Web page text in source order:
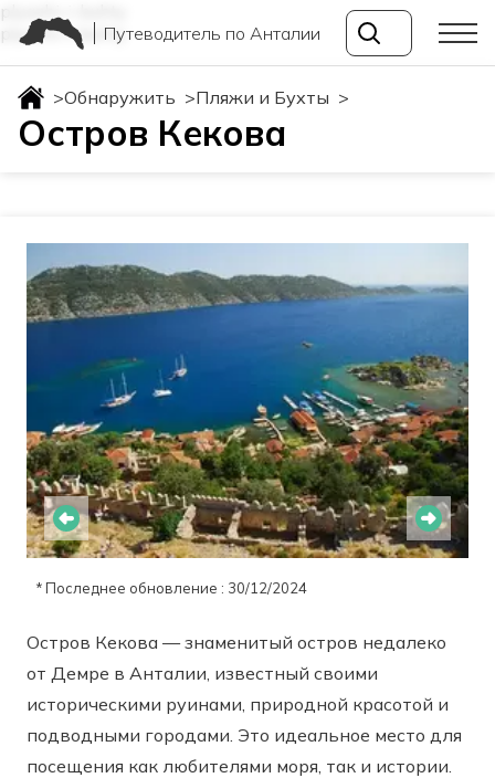
plyazhi-i-buhty
plyazhi-i-buhtyПутеводитель по Анталии
>Обнаружить >Пляжи и Бухты >
Остров Кекова
* Последнее обновление : 30/12/2024
Остров Кекова — знаменитый остров недалеко
от Демре в Анталии, известный своими
историческими руинами, природной красотой и
подводными городами. Это идеальное место для
посещения как любителями моря, так и истории.